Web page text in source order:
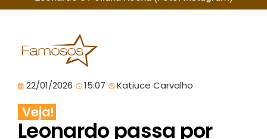
22/01/2026 15:07 Katiuce Carvalho
Veja!
Leonardo passa por